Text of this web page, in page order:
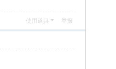
使用道具 举报